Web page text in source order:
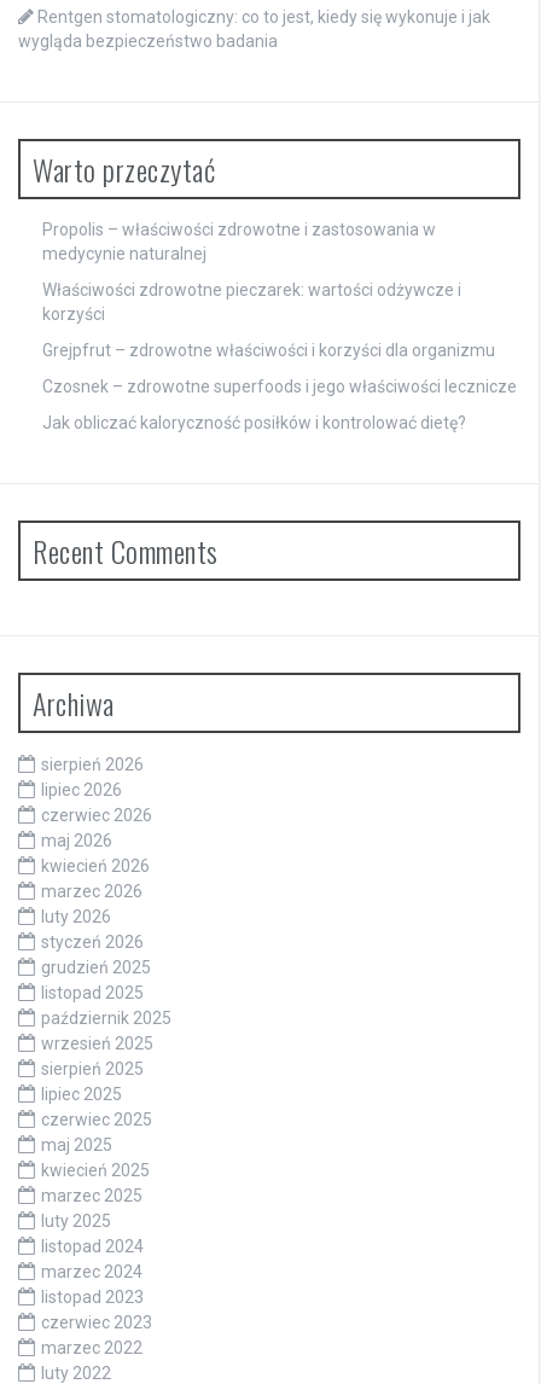
Rentgen stomatologiczny: co to jest, kiedy się wykonuje i jak
wygląda bezpieczeństwo badania
Warto przeczytać
Propolis – właściwości zdrowotne i zastosowania w
medycynie naturalnej
Właściwości zdrowotne pieczarek: wartości odżywcze i
korzyści
Grejpfrut – zdrowotne właściwości i korzyści dla organizmu
Czosnek – zdrowotne superfoods i jego właściwości lecznicze
Jak obliczać kaloryczność posiłków i kontrolować dietę?
Recent Comments
Archiwa
sierpień 2026
lipiec 2026
czerwiec 2026
maj 2026
kwiecień 2026
marzec 2026
luty 2026
styczeń 2026
grudzień 2025
listopad 2025
październik 2025
wrzesień 2025
sierpień 2025
lipiec 2025
czerwiec 2025
maj 2025
kwiecień 2025
marzec 2025
luty 2025
listopad 2024
marzec 2024
listopad 2023
czerwiec 2023
marzec 2022
luty 2022